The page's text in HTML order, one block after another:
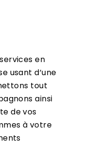
en
usant d’une
tout
ainsi
de vos
à votre